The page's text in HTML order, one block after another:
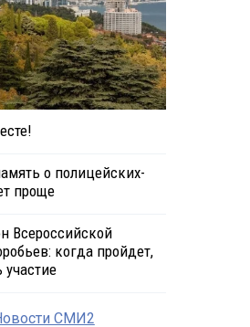
о полицейских-
проще
Всероссийской
когда пройдет,
участие
СМИ2